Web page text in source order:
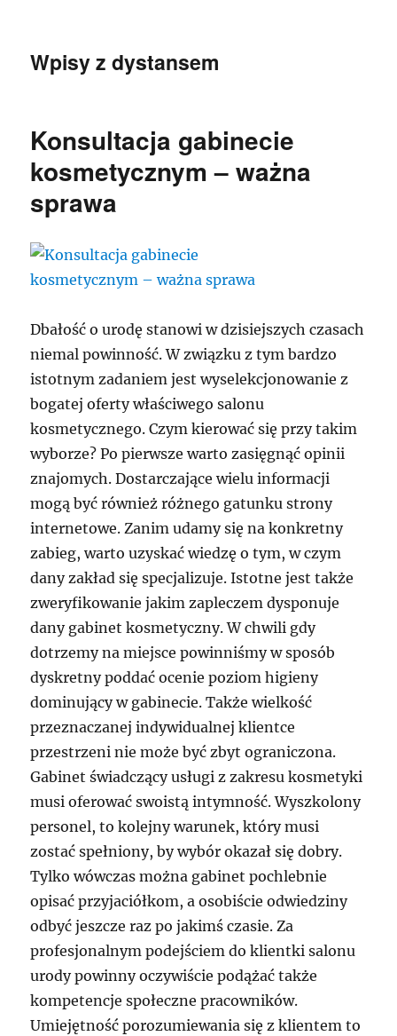
Wpisy z dystansem
Konsultacja gabinecie
kosmetycznym – ważna
sprawa
Dbałość o urodę stanowi w dzisiejszych czasach
niemal powinność. W związku z tym bardzo
istotnym zadaniem jest wyselekcjonowanie z
bogatej oferty właściwego salonu
kosmetycznego. Czym kierować się przy takim
wyborze? Po pierwsze warto zasięgnąć opinii
znajomych. Dostarczające wielu informacji
mogą być również różnego gatunku strony
internetowe. Zanim udamy się na konkretny
zabieg, warto uzyskać wiedzę o tym, w czym
dany zakład się specjalizuje. Istotne jest także
zweryfikowanie jakim zapleczem dysponuje
dany gabinet kosmetyczny. W chwili gdy
dotrzemy na miejsce powinniśmy w sposób
dyskretny poddać ocenie poziom higieny
dominujący w gabinecie. Także wielkość
przeznaczanej indywidualnej klientce
przestrzeni nie może być zbyt ograniczona.
Gabinet świadczący usługi z zakresu kosmetyki
musi oferować swoistą intymność. Wyszkolony
personel, to kolejny warunek, który musi
zostać spełniony, by wybór okazał się dobry.
Tylko wówczas można gabinet pochlebnie
opisać przyjaciółkom, a osobiście odwiedziny
odbyć jeszcze raz po jakimś czasie. Za
profesjonalnym podejściem do klientki salonu
urody powinny oczywiście podążać także
kompetencje społeczne pracowników.
Umiejętność porozumiewania się z klientem to